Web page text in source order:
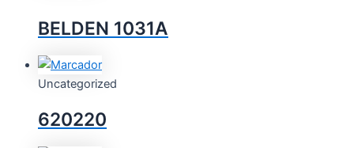
BELDEN 1031A
Uncategorized
620220